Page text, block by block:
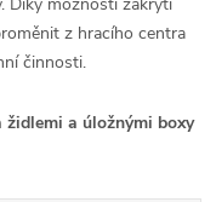
z hracího centra
činnosti.
židlemi a úložnými boxy